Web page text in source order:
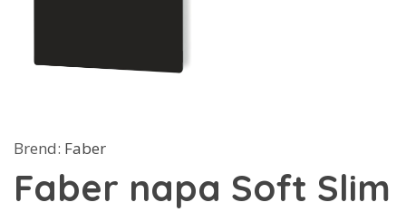
Brend: Faber
Faber napa Soft Slim